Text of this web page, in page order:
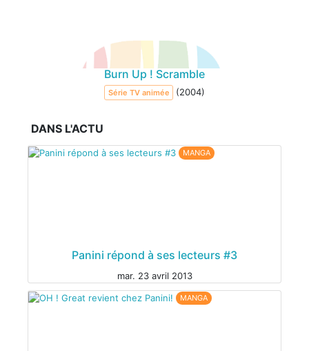
Burn Up ! Scramble
Série TV animée (2004)
DANS L'ACTU
MANGA
Panini répond à ses lecteurs #3
mar. 23 avril 2013
MANGA